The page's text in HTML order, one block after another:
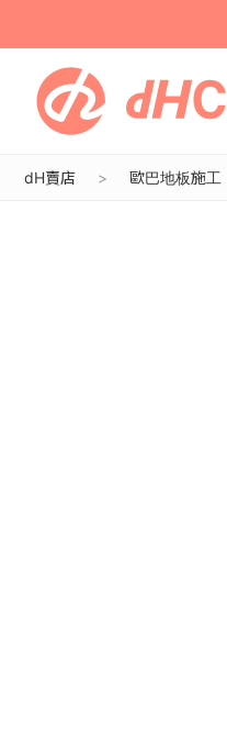
dH賣店 歐巴地板施工